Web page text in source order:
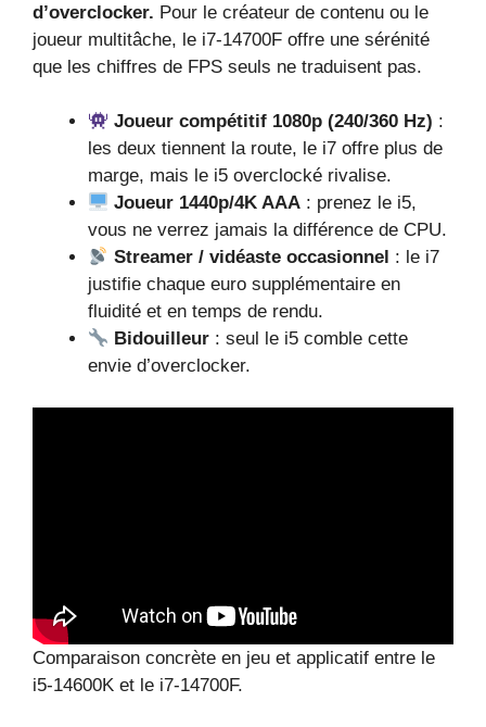
d’overclocker. Pour le créateur de contenu ou le
joueur multitâche, le i7‑14700F offre une sérénité
que les chiffres de FPS seuls ne traduisent pas.
Joueur compétitif 1080p (240/360 Hz) :
les deux tiennent la route, le i7 offre plus de
marge, mais le i5 overclocké rivalise.
Joueur 1440p/4K AAA : prenez le i5,
vous ne verrez jamais la différence de CPU.
Streamer / vidéaste occasionnel : le i7
justifie chaque euro supplémentaire en
fluidité et en temps de rendu.
Bidouilleur : seul le i5 comble cette
envie d’overclocker.
Comparaison concrète en jeu et applicatif entre le
i5‑14600K et le i7‑14700F.